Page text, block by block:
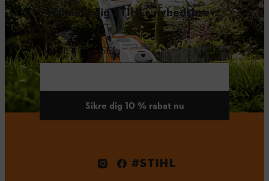
Tilmeld dig STIHLs nyhedsbrev.
E-MAILADRESSE
Sikre dig 10 % rabat nu
#STIHL